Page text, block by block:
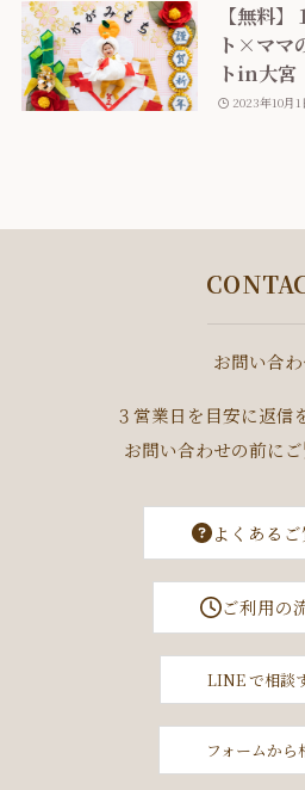
【無料
ト×ママ
トin大宮
2023年10月1
お問い合
３営業日を目安に返信
お問い合わせの前にご
よくある
ご利用の
LINE で相談
フォームから